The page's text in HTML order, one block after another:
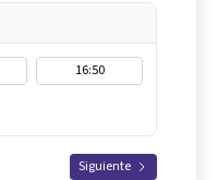
16:50
Siguiente